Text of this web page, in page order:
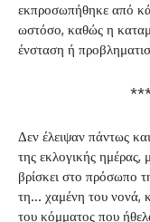
εκπροσωπήθηκε από
ωστόσο, καθώς η
ένσταση ή
Δεν έλειψαν πάντως
της εκλογικής ημέρας,
βρίσκει στο πρόσωπο
τη… χαμένη του νονά,
του κόμματος που